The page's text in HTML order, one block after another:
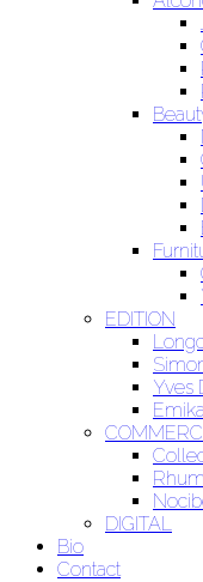
EDITION
Yves
DIGITAL
Bio
Contact